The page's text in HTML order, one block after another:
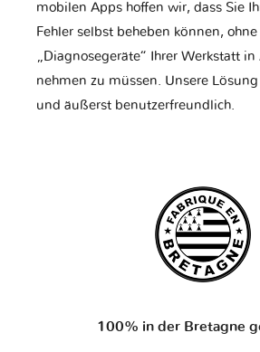
mobilen Apps hoffen wir, dass Sie
Fehler selbst beheben können,
„Diagnosegeräte“ Ihrer Werkstatt in
nehmen zu müssen. Unsere
und äußerst benutzerfreundlich.
100% in der Bretagne